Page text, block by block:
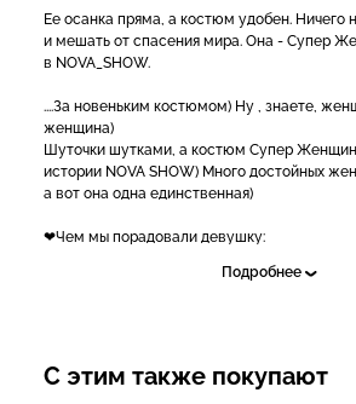
Ее осанка пряма, а костюм удобен. Ничего
и мешать от спасения мира. Она - Супер
в NOVA_SHOW.
....За новеньким костюмом) Ну , знаете,
женщина)
Шуточки шутками, а костюм Супер
истории NOVA SHOW) Много достойных
а вот она одна единственная)
❤Чем мы порадовали девушку:
-наручи;
-плащ;
Подробнее
С этим также покупают